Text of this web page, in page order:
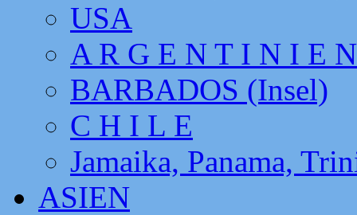
USA
A R G E N T I N I E N
BARBADOS (Insel)
C H I L E
Jamaika, Panama,
ASIEN